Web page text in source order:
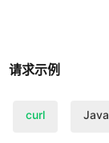
请求示例
curl Java